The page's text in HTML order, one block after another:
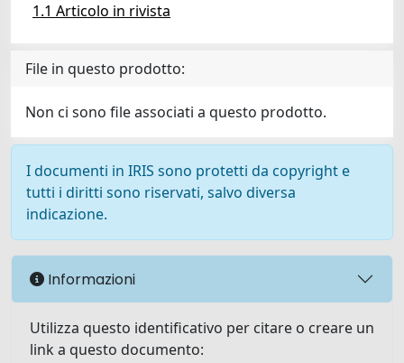
1.1 Articolo in rivista
File in questo prodotto:
Non ci sono file associati a questo prodotto.
I documenti in IRIS sono protetti da copyright e
tutti i diritti sono riservati, salvo diversa
indicazione.
Informazioni
Utilizza questo identificativo per citare o creare un
link a questo documento: